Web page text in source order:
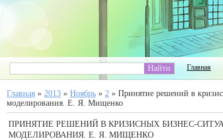
Главная
Главная » 2013 » Ноябрь » 2 » Принятие решений в
моделирования. Е. Я. Мищенко
ПРИНЯТИЕ РЕШЕНИЙ В КРИЗИСНЫХ БИЗНЕС-
МОДЕЛИРОВАНИЯ. Е. Я. МИЩЕНКО